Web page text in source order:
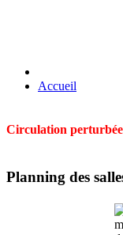
Accueil
Circulation perturbée
Planning des